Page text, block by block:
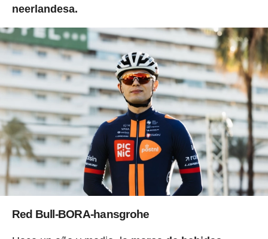
neerlandesa.
Red Bull-BORA-hansgrohe